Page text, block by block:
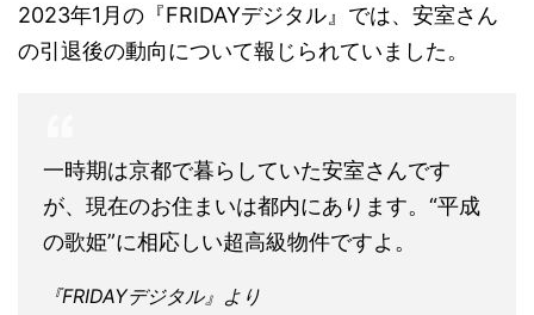
2023年1月の『FRIDAYデジタル』では、安室さん
の引退後の動向について報じられていました。
一時期は京都で暮らしていた安室さんです
が、現在のお住まいは都内にあります。“平成
の歌姫”に相応しい超高級物件ですよ。
『FRIDAYデジタル』より